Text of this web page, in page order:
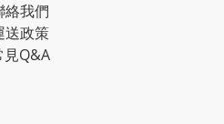
絡我們
送政策
見Q&A